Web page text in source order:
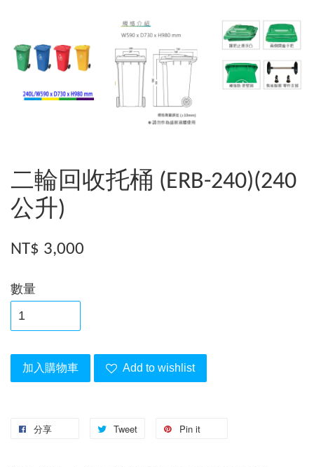
二輪回收托桶 (ERB-240)(240
公升)
NT$ 3,000
數量
加入購物車 Add to wishlist
分享 Tweet Pin it